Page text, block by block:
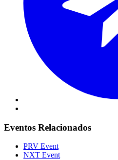
Eventos Relacionados
PRV Event
NXT Event